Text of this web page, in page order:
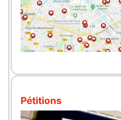
Pétitions